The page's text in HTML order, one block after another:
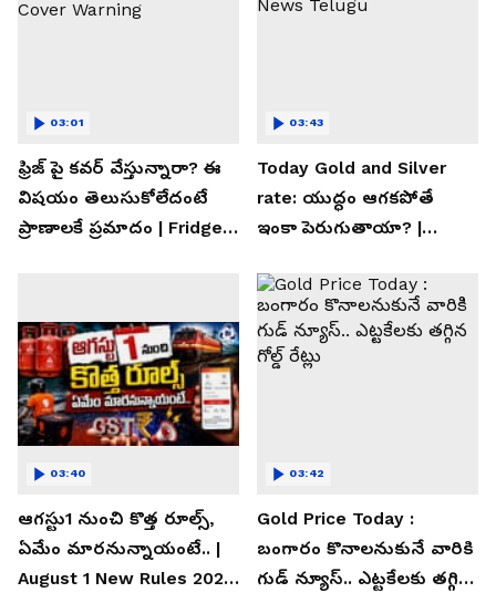
ఫ్రిజ్ పై కవర్ వేస్తున్నారా? ఈ
విషయం తెలుసుకోలేదంటే
ప్రాణాలకే ప్రమాదం | Fridge
03:01
Today Gold and Silver
rate: యుద్ధం ఆగకపోతే
ఇంకా పెరుగుతాయా? |
03:43
ఆగస్టు1 నుంచి కొత్త రూల్స్,
ఏమేం మారనున్నాయంటే.. |
August 1 New Rules 2026
03:40
Gold Price Today :
బంగారం కొనాలనుకునే వారికి
గుడ్ న్యూస్.. ఎట్టకేలకు తగ్గిన
03:42